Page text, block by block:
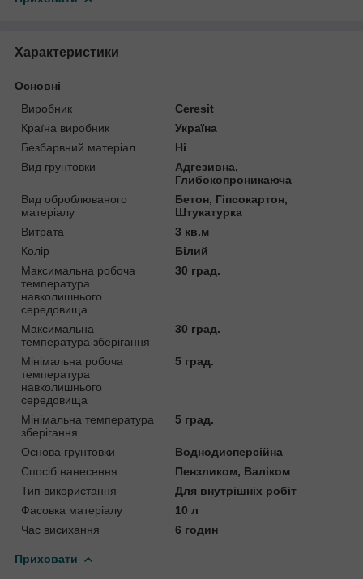
Характеристики
Основні
Виробник
Ceresit
Країна виробник
Україна
Безбарвний матеріал
Ні
Вид грунтовки
Адгезивна,
Глибокопроникаюча
Вид оброблюваного
матеріалу
Бетон, Гіпсокартон,
Штукатурка
Витрата
3 кв.м
Колір
Білий
Максимальна робоча
температура
навколишнього
середовища
30 град.
Максимальна
температура зберігання
30 град.
Мінімальна робоча
температура
навколишнього
середовища
5 град.
Мінімальна температура
зберігання
5 град.
Основа грунтовки
Воднодисперсійна
Спосіб нанесення
Пензликом, Валіком
Тип використання
Для внутрішніх робіт
Фасовка матеріалу
10 л
Час висихання
6 годин
Приховати